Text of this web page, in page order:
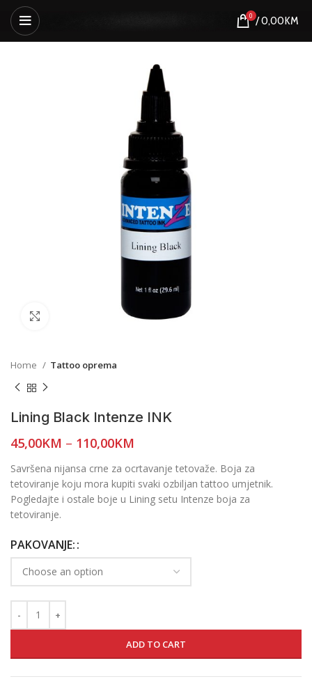
0 /0,00KM
Home Tattoo oprema
Lining Black Intenze INK
45,00KM – 110,00KM
Savršena nijansa crne za ocrtavanje tetovaže. Boja za
tetoviranje koju mora kupiti svaki ozbiljan tattoo umjetnik.
Pogledajte i ostale boje u Lining setu Intenze boja za
tetoviranje.
PAKOVANJE:
ADD TO CART